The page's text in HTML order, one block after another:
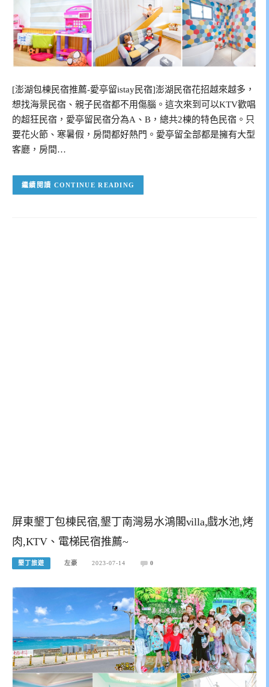
[澎湖包棟民宿推薦-愛亭留istay民宿]澎湖民宿花招越來越多，
想找海景民宿、親子民宿都不用傷腦。這次來到可以KTV歡唱
的超狂民宿，愛亭留民宿分為A、B，總共2棟的特色民宿。只
要花火節、寒暑假，房間都好熱門。愛亭留全部都是擁有大型
客廳，房間…
CONTINUE READING
屏東墾丁包棟民宿,墾丁南灣易水鴻閣villa,戲水池,烤
肉,KTV、電梯民宿推薦~
墾丁旅遊 左豪 2023-07-14 0